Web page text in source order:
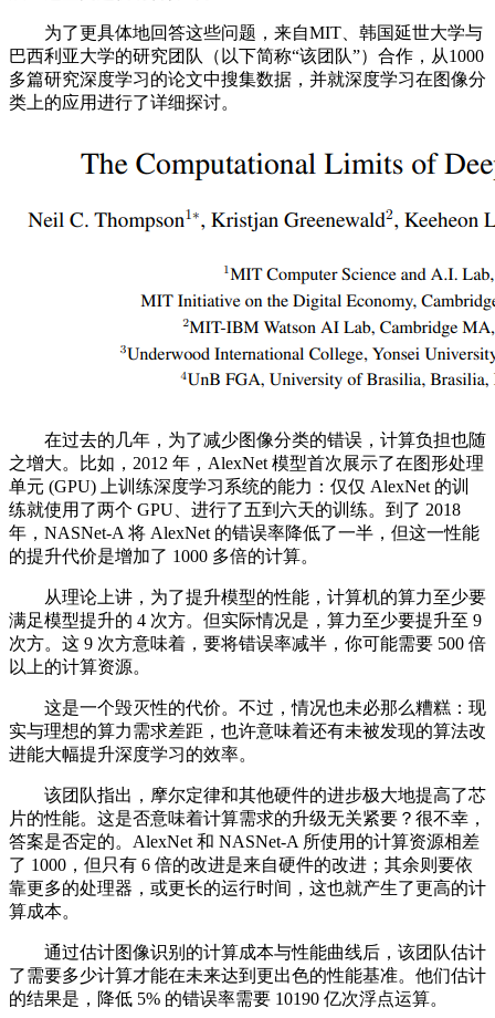
为了更具体地回答这些问题，来自MIT、韩国延世大学与
巴西利亚大学的研究团队（以下简称“该团队”）合作，从1000
多篇研究深度学习的论文中搜集数据，并就深度学习在图像分
类上的应用进行了详细探讨。
在过去的几年，为了减少图像分类的错误，计算负担也随
之增大。比如，2012 年，AlexNet 模型首次展示了在图形处理
单元 (GPU) 上训练深度学习系统的能力：仅仅 AlexNet 的训
练就使用了两个 GPU、进行了五到六天的训练。到了 2018
年，NASNet-A 将 AlexNet 的错误率降低了一半，但这一性能
的提升代价是增加了 1000 多倍的计算。
从理论上讲，为了提升模型的性能，计算机的算力至少要
满足模型提升的 4 次方。但实际情况是，算力至少要提升至 9
次方。这 9 次方意味着，要将错误率减半，你可能需要 500 倍
以上的计算资源。
这是一个毁灭性的代价。不过，情况也未必那么糟糕：现
实与理想的算力需求差距，也许意味着还有未被发现的算法改
进能大幅提升深度学习的效率。
该团队指出，摩尔定律和其他硬件的进步极大地提高了芯
片的性能。这是否意味着计算需求的升级无关紧要？很不幸，
答案是否定的。AlexNet 和 NASNet-A 所使用的计算资源相差
了 1000，但只有 6 倍的改进是来自硬件的改进；其余则要依
靠更多的处理器，或更长的运行时间，这也就产生了更高的计
算成本。
通过估计图像识别的计算成本与性能曲线后，该团队估计
了需要多少计算才能在未来达到更出色的性能基准。他们估计
的结果是，降低 5% 的错误率需要 10190 亿次浮点运算。